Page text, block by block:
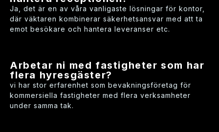
Ja, det är en av våra vanligaste lösningar för kontor,
där väktaren kombinerar säkerhetsansvar med att ta
emot besökare och hantera leveranser etc.
Arbetar ni med fastigheter som har
flera hyresgäster?
vi har stor erfarenhet som bevakningsföretag för
kommersiella fastigheter med flera verksamheter
under samma tak.